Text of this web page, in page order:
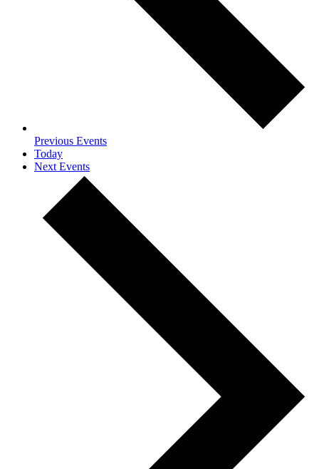
Previous Events
Today
Next Events